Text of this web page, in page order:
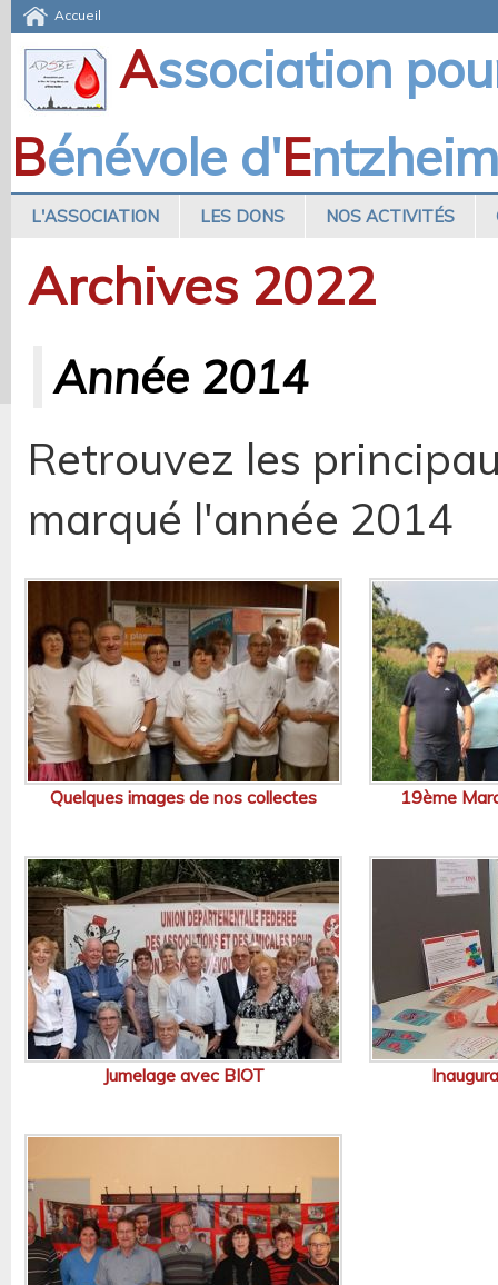
Accueil
Association
Bénévole d'Entzheim
L'ASSOCIATION LES DONS NOS ACTIVITÉS
Archives 2022
Année 2014
Retrouvez les
marqué l'année 2014
Quelques images de nos collectes 19ème
Jumelage avec BIOT